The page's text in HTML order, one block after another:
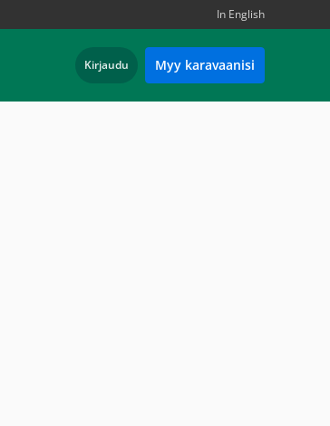
In English
Kirjaudu Myy karavaanisi